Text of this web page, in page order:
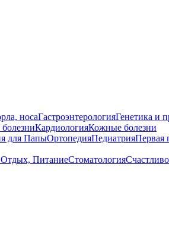
носаГастроэнтерологияГенетика и
КардиологияКожные болезни
для ПапыОртопедияПедиатрияПервая
ПитаниеСтоматология